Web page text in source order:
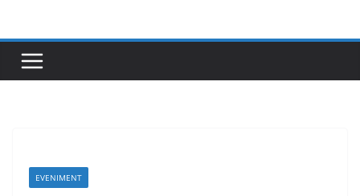
content
EVENIMENT